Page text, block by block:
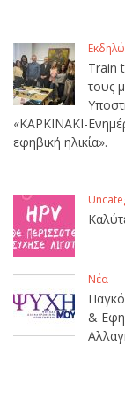
Train
τους
«ΚΑΡΚΙΝΑΚΙ-
εφηβική ηλικία».
Νέα
&